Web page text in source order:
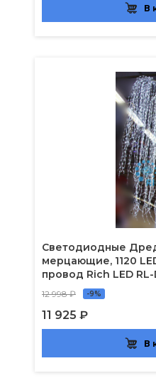
В
Светодиодные
мерцающие, 1120
провод Rich LED
12 998 ₽ -9%
11 925 ₽
В